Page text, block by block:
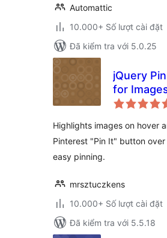
Automattic
10.000+ Số lượt cài đặt
Đã kiểm tra với 5.0.25
jQuery
for
Highlights images on hover
Pinterest "Pin It" button
easy pinning.
mrsztuczkens
10.000+ Số lượt cài đặt
Đã kiểm tra với 5.5.18